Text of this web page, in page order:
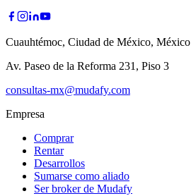
Cuauhtémoc, Ciudad de México, México
Av. Paseo de la Reforma 231, Piso 3
consultas-mx@mudafy.com
Empresa
Comprar
Rentar
Desarrollos
Sumarse como aliado
Ser broker de Mudafy